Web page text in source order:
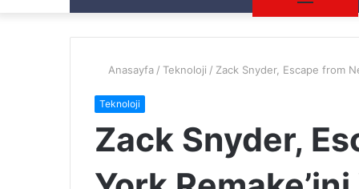
Anasayfa / Teknoloji / Zack Snyder, Escape from
Teknoloji
Zack Snyder,